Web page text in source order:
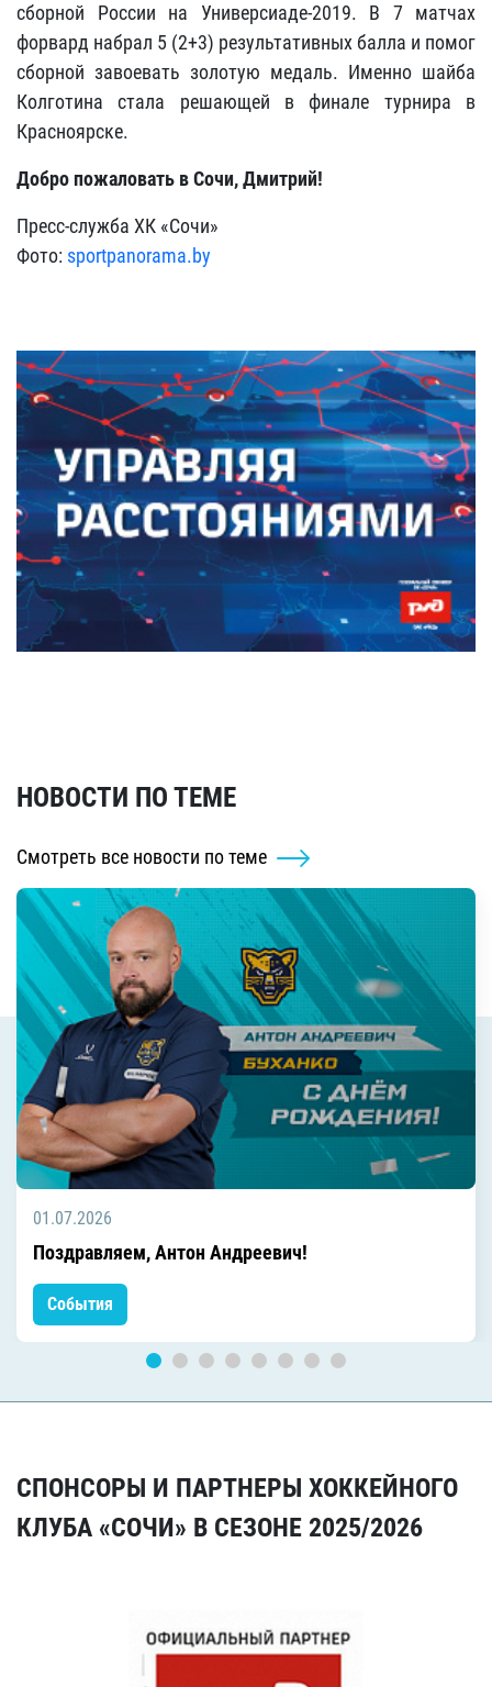
сборной России на Универсиаде-2019. В 7 матчах
форвард набрал 5 (2+3) результативных балла и помог
сборной завоевать золотую медаль. Именно шайба
Колготина стала решающей в финале турнира в
Красноярске.
Добро пожаловать в Сочи, Дмитрий!
Пресс-служба ХК «Сочи»
Фото: sportpanorama.by
НОВОСТИ ПО ТЕМЕ
Смотреть все новости по теме
01.07.2026
Поздравляем, Антон Андреевич!
События
СПОНСОРЫ И ПАРТНЕРЫ ХОККЕЙНОГО
КЛУБА «СОЧИ» В СЕЗОНЕ 2025/2026